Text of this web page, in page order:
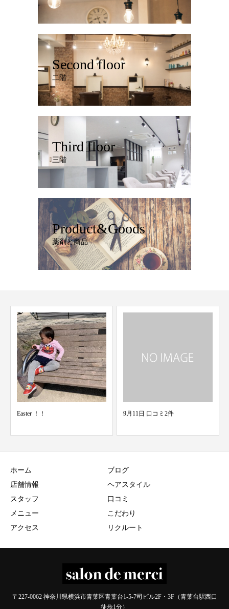
Second floor
二階
Third floor
三階
Product&Goods
薬剤と商品
9月11日 口コミ2件
10/11 スタッフ検温結果 merci青
ホーム
店舗情報
スタッフ
メニュー
アクセス
ブログ
ヘアスタイル
口コミ
こだわり
リクルート
〒227-0062 神奈川県横浜市青葉区青葉台1-5-7司ビル2F・3F（青葉台駅西口
徒歩1分）